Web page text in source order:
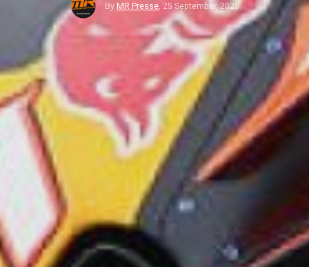
By MR Presse, 25 September, 2025